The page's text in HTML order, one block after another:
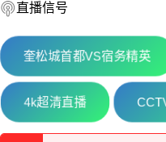
直播信号
奎松城首都VS宿务精英
4k超清直播08-08 【欧锦U16A
08-07 【欧锦U16A